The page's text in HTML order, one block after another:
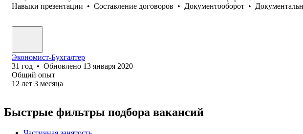
Навыки презентации • Составление договоров • Документооборот •
Экономист-Бухгалтер
31 год • Обновлено 13 января 2020
Общий опыт
12 лет 3 месяца
Быстрые фильтры подбора вакансий